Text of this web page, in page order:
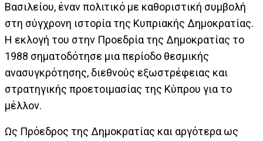
Βασιλείου, έναν πολιτικό με καθοριστική συμβολή
στη σύγχρονη ιστορία της Κυπριακής Δημοκρατίας.
Η εκλογή του στην Προεδρία της Δημοκρατίας το
1988 σηματοδότησε μια περίοδο θεσμικής
ανασυγκρότησης, διεθνούς εξωστρέφειας και
στρατηγικής προετοιμασίας της Κύπρου για το
μέλλον.
Ως Πρόεδρος της Δημοκρατίας και αργότερα ως